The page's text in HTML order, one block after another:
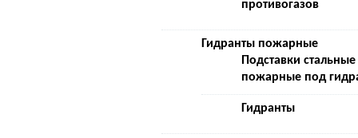
противогазов
Гидранты пожарные
Подставки стальные
пожарные под
Гидранты